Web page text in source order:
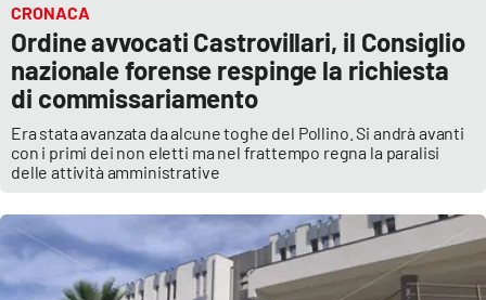
Ilreggino.it
Cosenzachannel.it
Ilvibonese.it
CRONACA
Ordine avvocati Castrovillari, il Consiglio
nazionale forense respinge la richiesta
di commissariamento
Era stata avanzata da alcune toghe del Pollino. Si andrà avanti
con i primi dei non eletti ma nel frattempo regna la paralisi
delle attività amministrative